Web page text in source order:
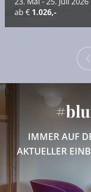
ab € 1.026,-
IMMER AUF
AKTUELLER